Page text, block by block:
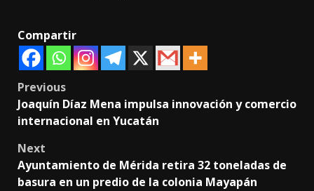
Compartir
Post
navigation
Previous
Joaquín Díaz Mena impulsa innovación y comercio
internacional en Yucatán
Next
Ayuntamiento de Mérida retira 32 toneladas de
basura en un predio de la colonia Mayapán